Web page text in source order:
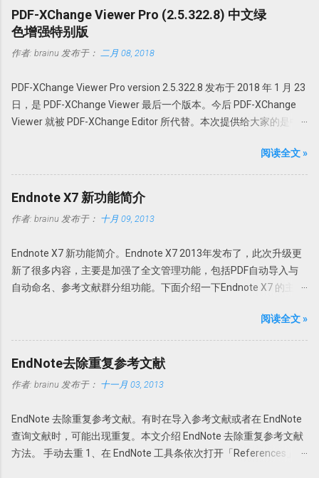
PDF-XChange Viewer Pro (2.5.322.8) 中文绿
色增强特别版
作者: brainu 发布于： 二月 08, 2018
PDF-XChange Viewer Pro version 2.5.322.8 发布于 2018 年 1 月 23
日，是 PDF-XChange Viewer 最后一个版本。今后 PDF-XChange
Viewer 就被 PDF-XChange Editor 所代替。本次提供给大家的是中
体积，最快最可靠的性能为用户创建世界最佳的 PDF 全能软件。它
采用领先的优化和压缩技术、高级内存管理支持对 PDF 进行查看、
创建、转换为 Office 文档、添加编辑或修改、提取 PDF 图像、文
本、为 PDF 文档添加水印、直接扫描到 PDF 等全能操作。 本版特点
1. 绿色便携，无需安装，解压即可使用； 中文界面； 特别版，可选
用方法 PDFX_Vwr_Port 压缩文件中为主程序，解压到一个目录中。
建议不要直接解压到根目录或者解压到当前文件夹，建议解压到一
个特定文件夹，如 PDFXCview。此时是免费版，有一定广告，功能
文件中为 OCR 识别文件，解压到 PDF-XChange Viewer 的目录文件
即可使用文字识别。
Howsci.com_PDFXChange_Viewer_PRO_Crack 压缩文件中是破解
论据，根据自己操作系统的不同，复制 X86 或者 X64 文件夹内的文
注：如果是32 位操作系统，复制 X86 里面的文件，如果是 64 位操
作系统，复制 X64 文件夹内的文件。 下载地址
https://howsci.pipipan.com/fs/1583321-237058340 链接:
阅读全文 »
Endnote X7 新功能简介
作者: brainu 发布于： 十月 09, 2013
Endnote X7 新功能简介。Endnote X7 2013年发布了，此次升级更
新了很多内容，主要是加强了全文管理功能，包括PDF自动导入与
自动命名、参考文献群分组功能。下面介绍一下Endnote X7 的主要
File-Import-File或Fold功能导入文献或者目录。此次Endnote X7的
PDF自动导入更省事。可以为Endnote X7指定一个文件夹，只要该
文件夹的新的PDF下载，Endnote X7就可以自动导入，完全不用人
干预。省事吧！连手动导入都省了。 具体设置 进入
Edit→Preferences-PDF Handling，选择Enable automatic
可。 只要今后该文件夹内有新文献存入，Endnote X7 就可以自
动导入新的文献。 但是注意Endnote X7 不能自动导入完整的资料，
有时可以缺少部分内容，如摘要或者页码等等。此时需要手动补
阅读全文 »
EndNote去除重复参考文献
作者: brainu 发布于： 十一月 03, 2013
EndNote 去除重复参考文献。有时在导入参考文献或者在 EndNote
查询文献时，可能出现重复。本文介绍 EndNote 去除重复参考文献
方法。 手动去重 1、在 EndNote 工具条依次打开「References」